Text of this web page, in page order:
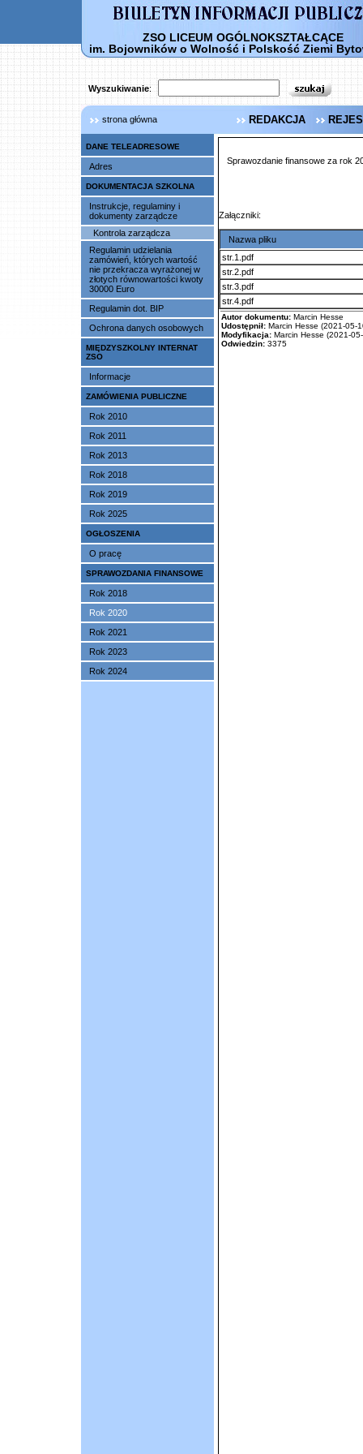
ZSO LICEUM OGÓLNOKSZTAŁCĄCE
im. Bojowników o Wolność i Polskość Ziemi
Wyszukiwanie:
strona główna REDAKCJA
DANE TELEADRESOWE
Adres
DOKUMENTACJA SZKOLNA
Instrukcje, regulaminy i
dokumenty zarządcze
Kontrola zarządcza
Regulamin udzielania
zamówień, których wartość
nie przekracza wyrażonej w
złotych równowartości kwoty
30000 Euro
Regulamin dot. BIP
Ochrona danych osobowych
MIĘDZYSZKOLNY INTERNAT
ZSO
Informacje
ZAMÓWIENIA PUBLICZNE
Rok 2010
Rok 2011
Rok 2013
Rok 2018
Rok 2019
Rok 2025
OGŁOSZENIA
O pracę
SPRAWOZDANIA FINANSOWE
Rok 2018
Rok 2020
Rok 2021
Rok 2023
Rok 2024
Sprawozdanie finansowe za rok
Załączniki:
Nazwa pliku
str.1.pdf
str.2.pdf
str.3.pdf
str.4.pdf
Autor dokumentu: Marcin Hesse
Udostępnił: Marcin Hesse (2021-05-
Modyfikacja: Marcin Hesse (2021-
Odwiedzin: 3375